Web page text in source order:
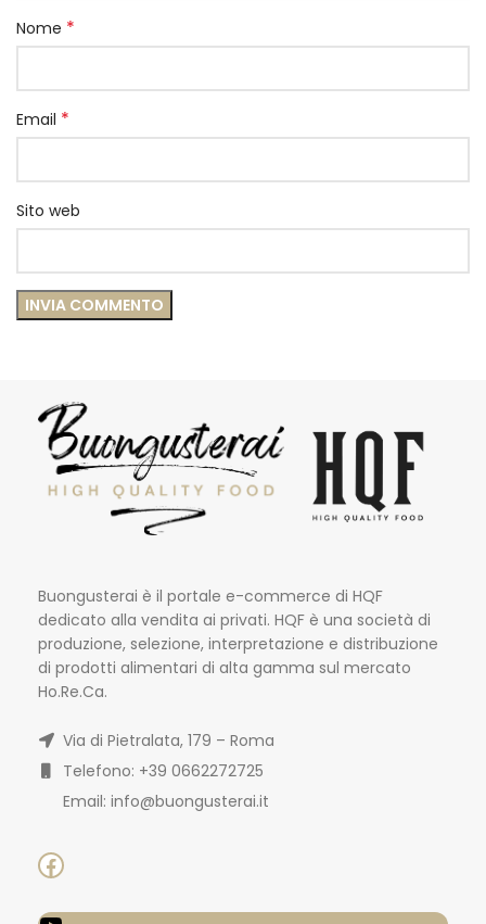
Nome *
Email *
Sito web
Buongusterai è il portale e-commerce di HQF
dedicato alla vendita ai privati. HQF è una società di
produzione, selezione, interpretazione e distribuzione
di prodotti alimentari di alta gamma sul mercato
Ho.Re.Ca.
Via di Pietralata, 179 – Roma
Telefono: +39 0662272725
Email: info@buongusterai.it